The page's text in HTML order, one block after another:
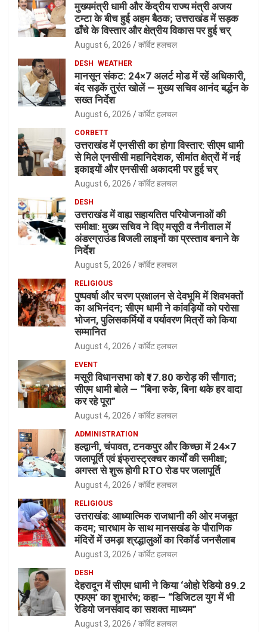
मुख्यमंत्री धामी और केंद्रीय राज्य मंत्री अजय
टम्टा के बीच हुई अहम बैठक; उत्तराखंड में सड़क
ढाँचे के विस्तार और क्षेत्रीय विकास पर हुई चर्
August 6, 2026 कॉर्बेट हलचल
DESH WEATHER
मानसून संकट: 24×7 अलर्ट मोड में रहें अधिकारी,
बंद सड़कें तुरंत खोलें — मुख्य सचिव आनंद बर्द्धन के
सख्त निर्देश
August 6, 2026 कॉर्बेट हलचल
CORBETT
उत्तराखंड में एनसीसी का होगा विस्तार: सीएम धामी
से मिले एनसीसी महानिदेशक, सीमांत क्षेत्रों में नई
इकाइयों और एनसीसी अकादमी पर हुई चर्
August 6, 2026 कॉर्बेट हलचल
DESH
उत्तराखंड में वाह्य सहायतित परियोजनाओं की
समीक्षा: मुख्य सचिव ने दिए मसूरी व नैनीताल में
अंडरग्राउंड बिजली लाइनों का प्रस्ताव बनाने के
निर्देश
August 5, 2026 कॉर्बेट हलचल
RELIGIOUS
पुष्पवर्षा और चरण प्रक्षालन से देवभूमि में शिवभक्तों
का अभिनंदन; सीएम धामी ने कांवड़ियों को परोसा
भोजन, पुलिसकर्मियों व पर्यावरण मित्रों को किया
सम्मानित
August 4, 2026 कॉर्बेट हलचल
EVENT
मसूरी विधानसभा को ₹17.80 करोड़ की सौगात;
सीएम धामी बोले — “बिना रुके, बिना थके हर वादा
कर रहे पूरा”
August 4, 2026 कॉर्बेट हलचल
ADMINISTRATION
हल्द्वानी, चंपावत, टनकपुर और किच्छा में 24×7
जलापूर्ति एवं इंफ्रास्ट्रक्चर कार्यों की समीक्षा;
अगस्त से शुरू होगी RTO रोड पर जलापूर्ति
August 4, 2026 कॉर्बेट हलचल
RELIGIOUS
उत्तराखंड: आध्यात्मिक राजधानी की ओर मजबूत
कदम; चारधाम के साथ मानसखंड के पौराणिक
मंदिरों में उमड़ा श्रद्धालुओं का रिकॉर्ड जनसैलाब
August 3, 2026 कॉर्बेट हलचल
DESH
देहरादून में सीएम धामी ने किया ‘ओहो रेडियो 89.2
एफएम’ का शुभारंभ; कहा— “डिजिटल युग में भी
रेडियो जनसंवाद का सशक्त माध्यम”
August 3, 2026 कॉर्बेट हलचल